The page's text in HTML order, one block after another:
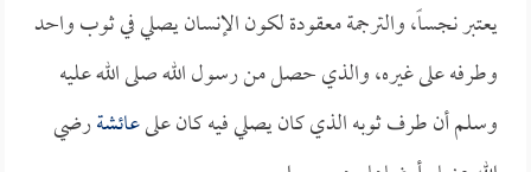
يعتبر نجساً، والترجمة معقودة لكون الإنسان يصلي في ثوب واحد
وطرفه على غيره، والذي حصل من رسول الله صلى الله عليه
وسلم أن طرف ثوبه الذي كان يصلي فيه كان علىعائشةرضي